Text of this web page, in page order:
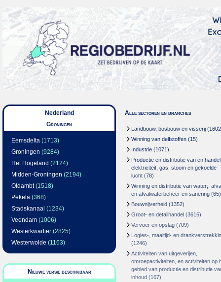
Nederland
Groningen
Eemsdelta (1713)
Groningen (9284)
Het Hogeland (2124)
Midden-Groningen (2194)
Oldambt(1518)
Pekela (368)
Stadskanaal (1234)
Veendam (1006)
Westerkwartier (2825)
Westerwolde (1163)
Nieuwe versie beschikbaar
Alle sectoren en branches
Landbouw, bosbouw en visserij
Winning van delfstoffen (15)
Industrie (1071)
Productie en distributie van en
elektriciteit, gas, stoom en gekoelde
lucht (78)
Winning en distributie van water;,
en afvalwaterbeheer en sanering (65)
Bouwnijverheid (1352)
Groot- en detailhandel (3616)
Vervoer en opslag (709)
Logies-, maaltijd- en
(1246)
Activiteiten van uitgeverijen,
omroepactiviteiten, en activiteiten op
gebied van productie en distributie
inhoud (167)